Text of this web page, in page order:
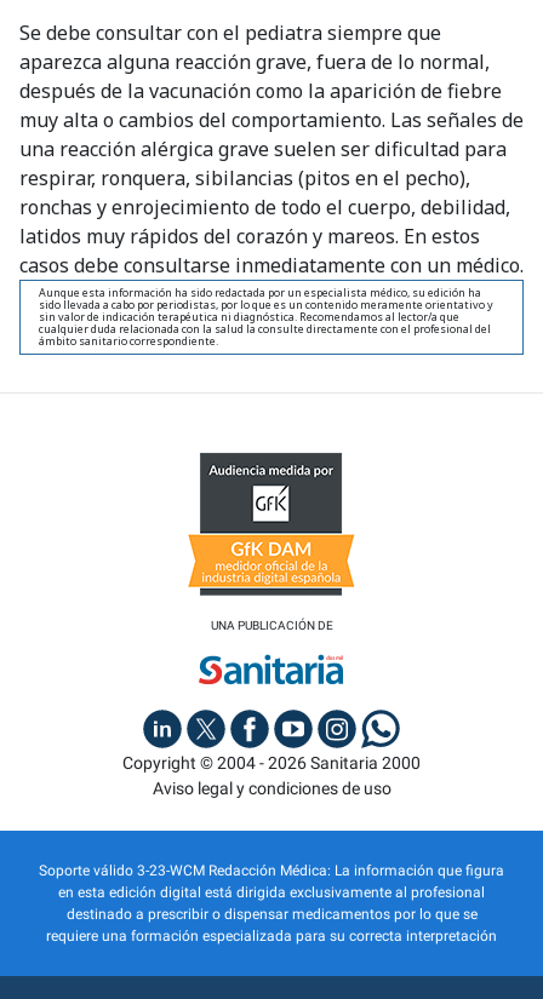
Se debe consultar con el pediatra siempre que
aparezca alguna reacción grave, fuera de lo normal,
después de la vacunación como la aparición de fiebre
muy alta o cambios del comportamiento. Las señales de
una reacción alérgica grave suelen ser dificultad para
respirar, ronquera, sibilancias (pitos en el pecho),
ronchas y enrojecimiento de todo el cuerpo, debilidad,
latidos muy rápidos del corazón y mareos. En estos
casos debe consultarse inmediatamente con un médico.
Aunque esta información ha sido redactada por un especialista médico, su edición ha
sido llevada a cabo por periodistas, por lo que es un contenido meramente orientativo y
sin valor de indicación terapéutica ni diagnóstica. Recomendamos al lector/a que
cualquier duda relacionada con la salud la consulte directamente con el profesional del
ámbito sanitario correspondiente.
UNA PUBLICACIÓN DE
Copyright © 2004 - 2026 Sanitaria 2000
Aviso legal y condiciones de uso
Soporte válido 3-23-WCM Redacción Médica: La información que figura
en esta edición digital está dirigida exclusivamente al profesional
destinado a prescribir o dispensar medicamentos por lo que se
requiere una formación especializada para su correcta interpretación